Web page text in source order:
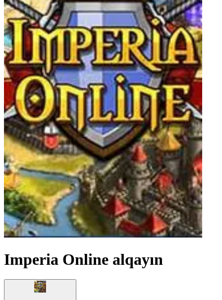
Imperia Online alqayın